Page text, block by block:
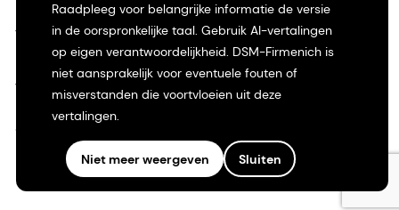
Raadpleeg voor belangrijke informatie de versie
in de oorspronkelijke taal. Gebruik AI-vertalingen
op eigen verantwoordelijkheid. DSM-Firmenich is
niet aansprakelijk voor eventuele fouten of
misverstanden die voortvloeien uit deze
vertalingen.
Niet meer weergeven Sluiten
Toegankelijkheidsverklaring
Juridische informatie
Sitemap